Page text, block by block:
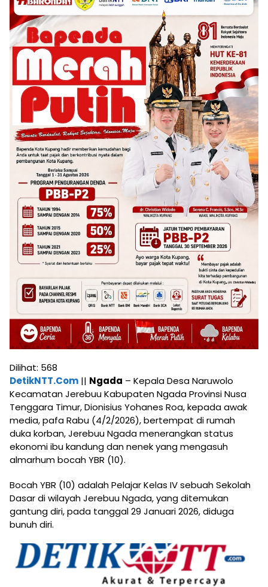
Dilihat: 568
DetikNTT.Com || Ngada – Kepala Desa Naruwolo
Kecamatan Jerebuu Kabupaten Ngada Provinsi Nusa
Tenggara Timur, Dionisius Yohanes Roa, kepada awak
media, pafa Rabu (4/2/2026), bertempat di rumah
duka korban, Jerebuu Ngada menerangkan status
ekonomi ibu kandung dan nenek yang mengasuh
almarhum bocah YBR (10).
Bocah YBR (10) adalah Pelajar Kelas IV sebuah Sekolah
Dasar di wilayah Jerebuu Ngada, yang ditemukan
gantung diri, pada tanggal 29 Januari 2026, diduga
bunuh diri.